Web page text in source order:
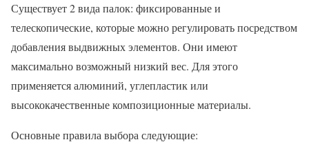
Существует 2 вида палок: фиксированные и
телескопические, которые можно регулировать посредством
добавления выдвижных элементов. Они имеют
максимально возможный низкий вес. Для этого
применяется алюминий, углепластик или
высококачественные композиционные материалы.
Основные правила выбора следующие: